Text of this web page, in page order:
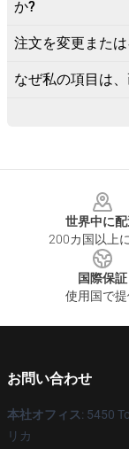
か?
注文を変更また
なぜ私の項目は
世界中に
200カ国以上
国際保証
使用国で
お問い合わせ
本社オフィス: 5450
リカ